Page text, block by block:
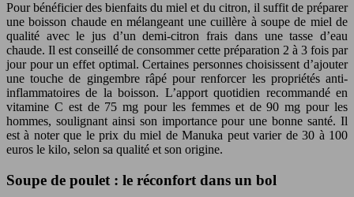
Pour bénéficier des bienfaits du miel et du citron, il suffit de préparer
une boisson chaude en mélangeant une cuillère à soupe de miel de
qualité avec le jus d’un demi-citron frais dans une tasse d’eau
chaude. Il est conseillé de consommer cette préparation 2 à 3 fois par
jour pour un effet optimal. Certaines personnes choisissent d’ajouter
une touche de gingembre râpé pour renforcer les propriétés anti-
inflammatoires de la boisson. L’apport quotidien recommandé en
vitamine C est de 75 mg pour les femmes et de 90 mg pour les
hommes, soulignant ainsi son importance pour une bonne santé. Il
est à noter que le prix du miel de Manuka peut varier de 30 à 100
euros le kilo, selon sa qualité et son origine.
Soupe de poulet : le réconfort dans un bol